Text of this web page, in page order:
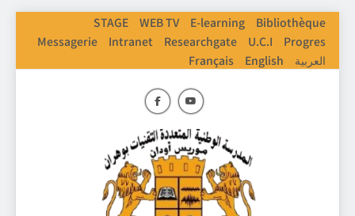
STAGE WEB TV E-learning
Bibliothèque
Messagerie
Intranet Researchgate U.C.I
Progres
Français
English العربية